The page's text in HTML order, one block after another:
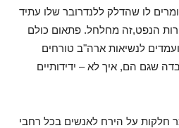
לו שהדלק ללנדרובר שלו עתיד
הנפט,זה מחלחל. פתאום כולם
לנשיאות ארה"ב טורחים
שגם הם, איך לא – ידידותיים
חלקות על הירח לאנשים בכל רחבי